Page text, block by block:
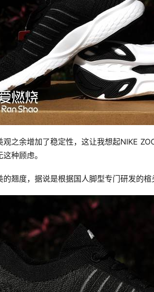
余增加了稳定性，这让我想起NIKE
种顾虑。
度，据说是根据国人脚型专门研发的楦